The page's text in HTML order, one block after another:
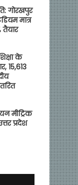
गोरखपुर
मात्र
के
15,613
मीट्रिक
प्रदेश